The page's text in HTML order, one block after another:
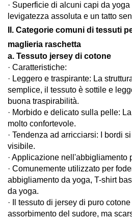
· Superficie di alcuni capi da
levigatezza assoluta e un tatto
II. Categorie comuni di tessuti
maglieria raschetta
a. Tessuto jersey di cotone
· Caratteristiche:
· Leggero e traspirante: La
semplice, il tessuto è sottile e
buona traspirabilità.
· Morbido e delicato sulla pelle:
molto confortevole.
· Tendenza ad arricciarsi: I bordi
visibile.
· Applicazione nell'abbigliamento
· Comunemente utilizzato per
abbigliamento da yoga, T-shirt
da yoga.
· Il tessuto di jersey di puro
assorbimento del sudore, ma